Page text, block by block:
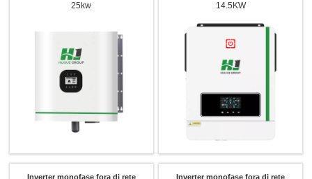
25kw 14.5KW
Inverter monofase fora di rete Inverter monofase fora di rete